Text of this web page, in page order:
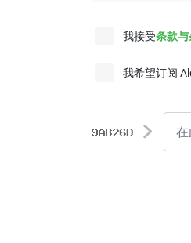
我接受条款与
我希望订阅